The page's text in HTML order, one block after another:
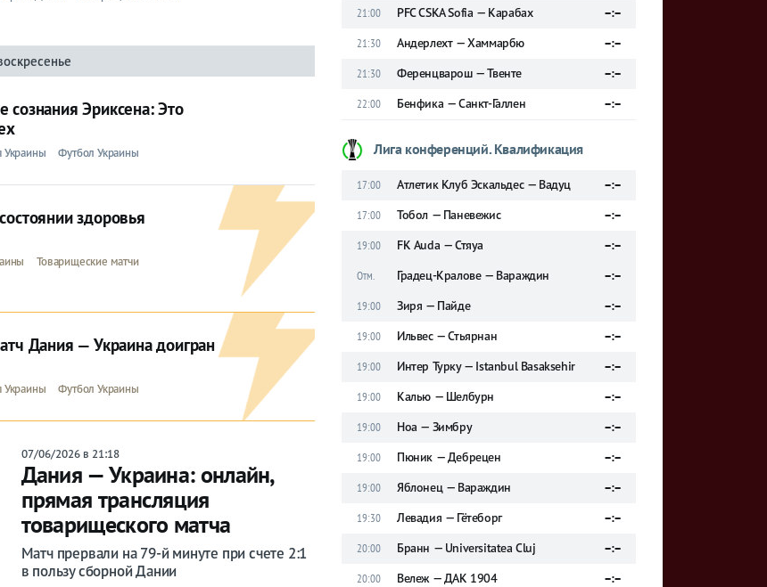
сознания Эриксена: Это
Украины Футбол Украины
здоровья
Товарищеские матчи
Дания — Украина доигран
Украины Футбол Украины
07/06/2026 в 21:18
Дания — Украина: онлайн,
прямая трансляция
товарищеского матча
Матч прервали на 79-й минуте при счете 2:1
в пользу сборной Дании
21:00 PFC CSKA Sofia — Карабах –:–
21:30 Андерлехт — Хаммарбю –:–
21:30 Ференцварош — Твенте –:–
22:00 Бенфика — Санкт-Галлен –:–
Лига конференций. Квалификация
17:00 Атлетик Клуб Эскальдес — Вадуц –:–
17:00 Тобол — Паневежис –:–
19:00 FK Auda — Стяуа –:–
Отм. Градец-Кралове — Вараждин –:–
19:00 Зиря — Пайде –:–
19:00 Ильвес — Стьярнан –:–
19:00 Интер Турку — Istanbul Basaksehir –:–
19:00 Калью — Шелбурн –:–
19:00 Ноа — Зимбру –:–
19:00 Пюник — Дебрецен –:–
19:00 Яблонец — Вараждин –:–
19:30 Левадия — Гётеборг –:–
20:00 Бранн — Universitatea Cluj –:–
20:00 Вележ — ДАК 1904 –:–